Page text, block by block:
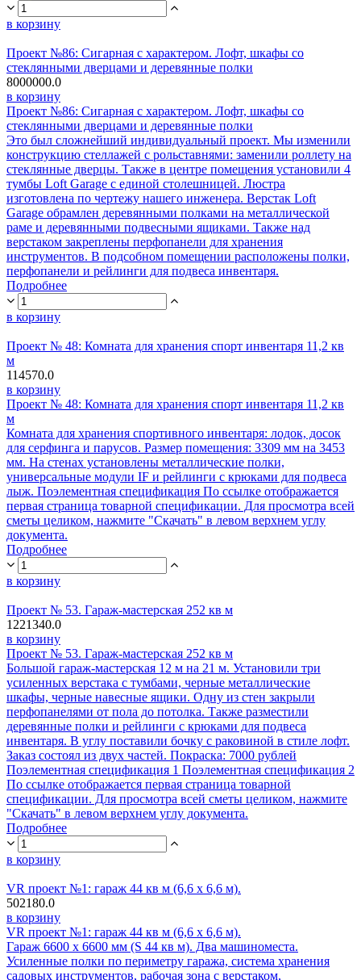
в корзину
Проект №86: Сигарная с характером. Лофт, шкафы со
стеклянными дверцами и деревянные полки
8000000.0
в корзину
Проект №86: Сигарная с характером. Лофт, шкафы со
стеклянными дверцами и деревянные полки
Это был сложнейший индивидуальный проект. Мы изменили
конструкцию стеллажей с рольставнями: заменили роллету на
стеклянные дверцы. Также в центре помещения установили 4
тумбы Loft Garage с единой столешницей. Люстра
изготовлена по чертежу нашего инженера. Верстак Loft
Garage обрамлен деревянными полками на металлической
раме и деревянными подвесными ящиками. Также над
верстаком закреплены перфопанели для хранения
инструментов. В подсобном помещении расположены полки,
перфопанели и рейлинги для подвеса инвентаря.
Подробнее
в корзину
Проект № 48: Комната для хранения спорт инвентаря 11,2 кв
м
114570.0
в корзину
Проект № 48: Комната для хранения спорт инвентаря 11,2 кв
м
Комната для хранения спортивного инвентаря: лодок, досок
для серфинга и парусов. Размер помещения: 3309 мм на 3453
мм. На стенах установлены металлические полки,
универсальные модули IF и рейлинги с крюками для подвеса
лыж. Поэлементная спецификация По ссылке отображается
первая страница товарной спецификации. Для просмотра всей
сметы целиком, нажмите "Скачать" в левом верхнем углу
документа.
Подробнее
в корзину
Проект № 53. Гараж-мастерская 252 кв м
1221340.0
в корзину
Проект № 53. Гараж-мастерская 252 кв м
Большой гараж-мастерская 12 м на 21 м. Установили три
усиленных верстака с тумбами, черные металлические
шкафы, черные навесные ящики. Одну из стен закрыли
перфопанелями от пола до потолка. Также разместили
деревянные полки и рейлинги с крюками для подвеса
инвентаря. В углу поставили бочку с раковиной в стиле лофт.
Заказ состоял из двух частей. Покраска: 7000 рублей
Поэлементная спецификация 1 Поэлементная спецификация 2
По ссылке отображается первая страница товарной
спецификации. Для просмотра всей сметы целиком, нажмите
"Скачать" в левом верхнем углу документа.
Подробнее
в корзину
VR проект №1: гараж 44 кв м (6,6 х 6,6 м).
502180.0
в корзину
VR проект №1: гараж 44 кв м (6,6 х 6,6 м).
Гараж 6600 х 6600 мм (S 44 кв м). Два машиноместа.
Усиленные полки по периметру гаража, система хранения
садовых инструментов, рабочая зона с верстаком,